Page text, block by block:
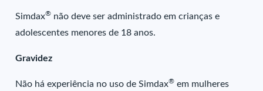
Simdax® não deve ser administrado em crianças e
adolescentes menores de 18 anos.
Gravidez
Não há experiência no uso de Simdax® em mulheres